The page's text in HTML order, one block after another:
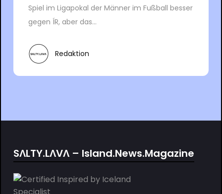
Spiel im Ligapokal der Männer im Fußball besser
gegen ÍR, aber das...
Redaktion
SΛLTY.LΛVΛ – Island.News.Magazine